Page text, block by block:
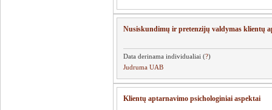
Nusiskundimų ir pretenzijų valdymas klientų
Data derinama individualiai (?)
Judruma UAB
Klientų aptarnavimo psichologiniai aspektai